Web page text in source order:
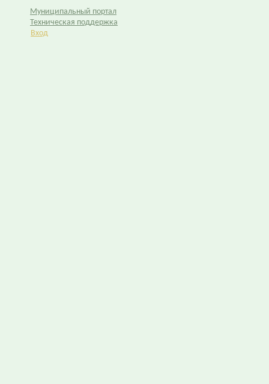
Муниципальный портал
Техническая поддержка
Вход